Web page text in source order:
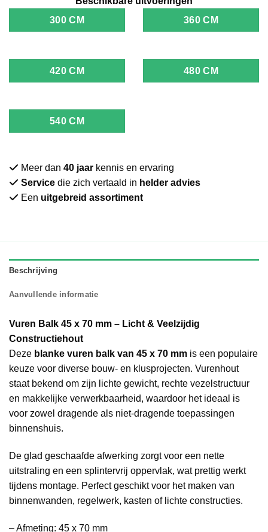
300 CM
360 CM
420 CM 480 CM
540 CM
Meer dan 40 jaar kennis en ervaring
Service die zich vertaald in helder advies
Een uitgebreid assortiment
Beschrijving
Aanvullende informatie
Vuren Balk 45 x 70 mm – Licht & Veelzijdig
Constructiehout
Deze blanke vuren balk van 45 x 70 mm is een populaire
keuze voor diverse bouw- en klusprojecten. Vurenhout
staat bekend om zijn lichte gewicht, rechte vezelstructuur
en makkelijke verwerkbaarheid, waardoor het ideaal is
voor zowel dragende als niet-dragende toepassingen
binnenshuis.
De glad geschaafde afwerking zorgt voor een nette
uitstraling en een splintervrij oppervlak, wat prettig werkt
tijdens montage. Perfect geschikt voor het maken van
binnenwanden, regelwerk, kasten of lichte constructies.
– Afmeting: 45 x 70 mm